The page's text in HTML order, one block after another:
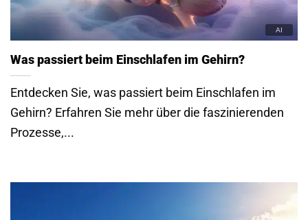
Was passiert beim Einschlafen im Gehirn?
Entdecken Sie, was passiert beim Einschlafen im
Gehirn? Erfahren Sie mehr über die faszinierenden
Prozesse,...